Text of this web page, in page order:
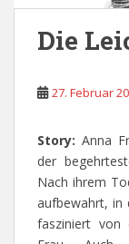
Die
27. Februar
Story: Anna
der
Nach ihrem
aufbewahrt, in
fasziniert von